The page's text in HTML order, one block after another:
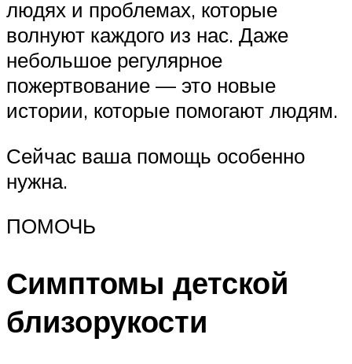
людях и проблемах, которые
волнуют каждого из нас. Даже
небольшое регулярное
пожертвование — это новые
истории, которые помогают людям.
Сейчас ваша помощь особенно
нужна.
ПОМОЧЬ
Симптомы детской
близорукости